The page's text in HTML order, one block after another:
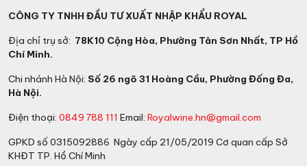
CÔNG TY TNHH ĐẦU TƯ XUẤT NHẬP KHẨU ROYAL
Địa chỉ trụ sở: 78K10 Cộng Hòa, Phường Tân Sơn Nhất, TP Hồ
Chí Minh.
Chi nhánh Hà Nội: Số 26 ngõ 31 Hoàng Cầu, Phường Đống Đa,
Hà Nội.
Điện thoại: 0849 788 111 Email: Royalwine.hn@gmail.com
GPKD số 0315092886 Ngày cấp 21/05/2019 Cơ quan cấp Sở
KHĐT TP. Hồ Chí Minh